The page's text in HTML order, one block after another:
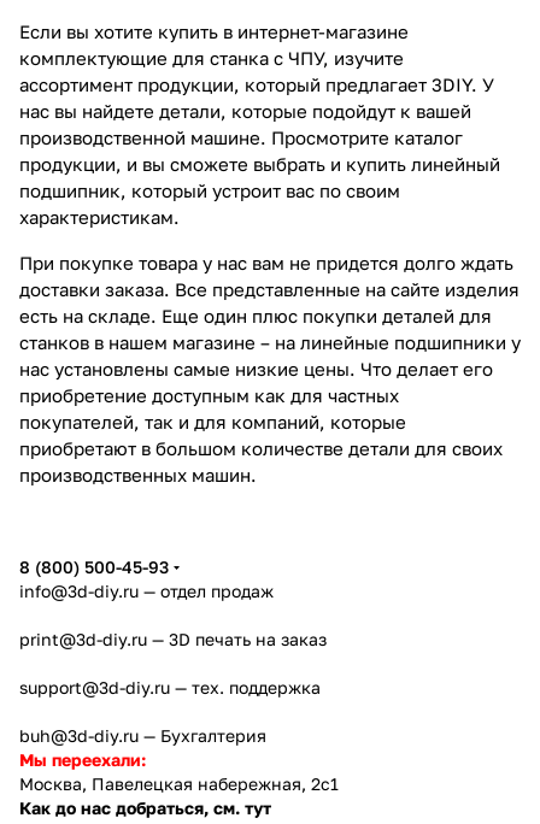
Если вы хотите купить в интернет-магазине
комплектующие для станка с ЧПУ, изучите
ассортимент продукции, который предлагает 3DIY. У
нас вы найдете детали, которые подойдут к вашей
производственной машине. Просмотрите каталог
продукции, и вы сможете выбрать и купить линейный
подшипник, который устроит вас по своим
характеристикам.
При покупке товара у нас вам не придется долго ждать
доставки заказа. Все представленные на сайте изделия
есть на складе. Еще один плюс покупки деталей для
станков в нашем магазине – на линейные подшипники у
нас установлены самые низкие цены. Что делает его
приобретение доступным как для частных
покупателей, так и для компаний, которые
приобретают в большом количестве детали для своих
производственных машин.
8 (800) 500-45-93
info@3d-diy.ru — отдел продаж
print@3d-diy.ru — 3D печать на заказ
support@3d-diy.ru — тех. поддержка
buh@3d-diy.ru — Бухгалтерия
Мы переехали:
Москва, Павелецкая набережная, 2с1
Как до нас добраться, см. тут